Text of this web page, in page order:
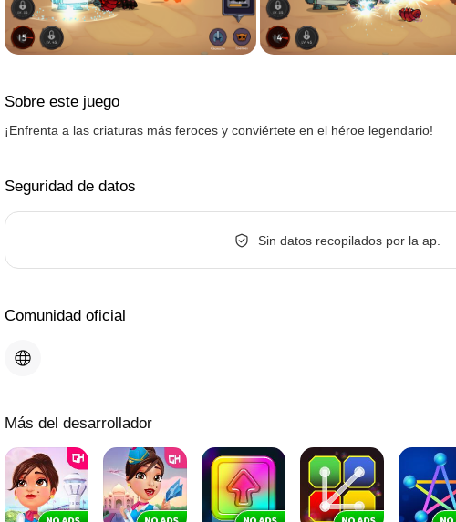
Sobre este juego
¡Enfrenta a las criaturas más feroces y conviértete en el héroe legendario!
Seguridad de datos
Sin datos recopilados por la ap.
Comunidad oficial
Más del desarrollador